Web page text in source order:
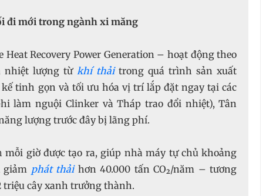
đi mới trong ngành xi măng
Recovery Power Generation – hoạt động theo
nhiệt lượng từkhí thảitrong quá trình sản xuất
tinh gọn và tối ưu hóa vị trí lắp đặt ngay tại các
làm nguội Clinker và Tháp trao đổi nhiệt), Tân
lượng trước đây bị lãng phí.
mỗi giờ được tạo ra, giúp nhà máy tự chủ khoảng
giảm phát thảihơn 40.000 tấn CO₂/năm – tương
cây xanh trưởng thành.